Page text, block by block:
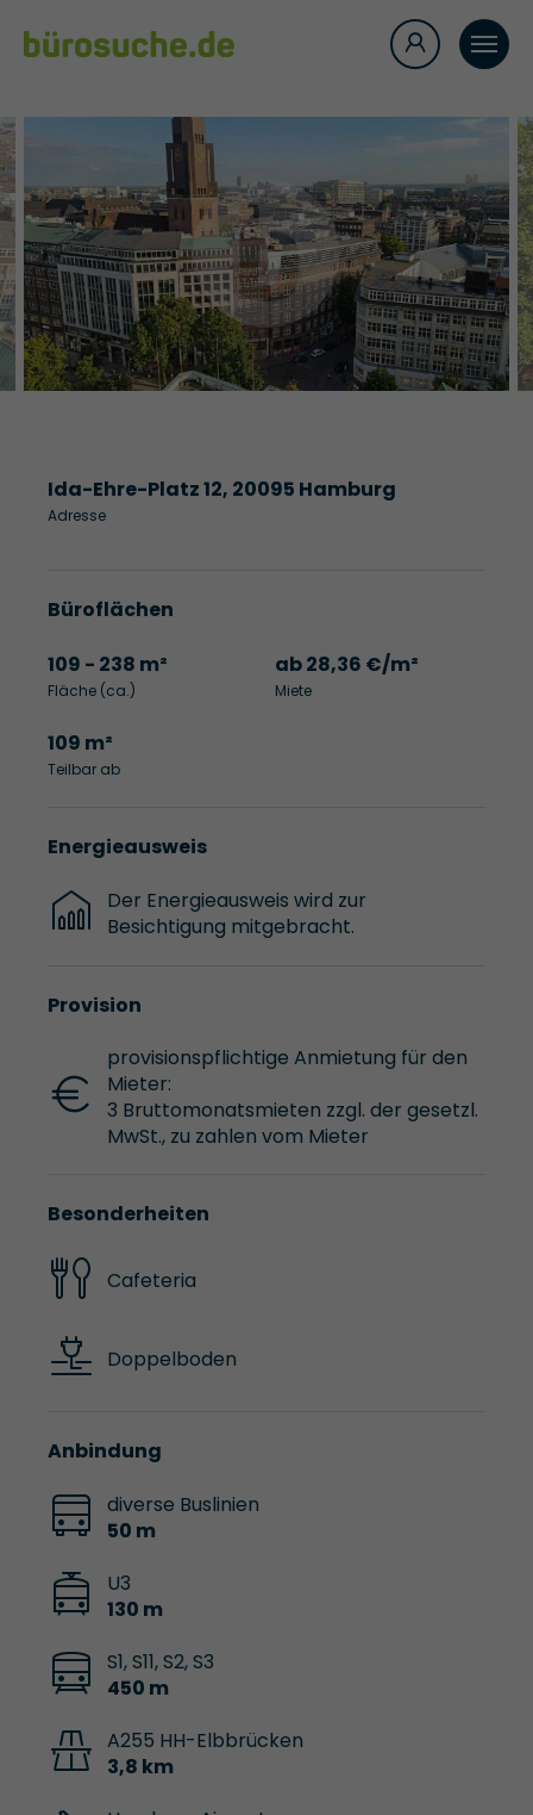
Ida-Ehre-Platz 12, 20095 Hamburg
Adresse
Büroflächen
109 - 238 m²
Fläche (ca.)
ab 28,36 €/m²
Miete
109 m²
Teilbar ab
Energieausweis
Der Energieausweis wird zur
Besichtigung mitgebracht.
Provision
provisionspflichtige Anmietung für den
Mieter:
3 Bruttomonatsmieten zzgl. der gesetzl.
MwSt., zu zahlen vom Mieter
Besonderheiten
Cafeteria
Doppelboden
Anbindung
diverse Buslinien
50 m
U3
130 m
S1, S11, S2, S3
450 m
A255 HH-Elbbrücken
3,8 km